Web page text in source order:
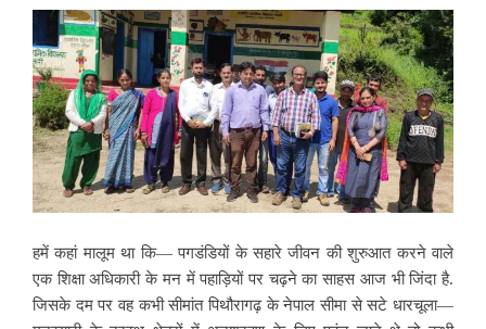
हमें कहां मालूम था कि— पगडंडियों के सहारे जीवन की शुरुआत करने वाले
एक शिक्षा अधिकारी के मन में पहाड़ियों पर चढ़ने का साहस आज भी जिंदा है.
जिसके दम पर वह कभी सीमांत पिथौरागढ़ के नेपाल सीमा से सटे धारचूला—